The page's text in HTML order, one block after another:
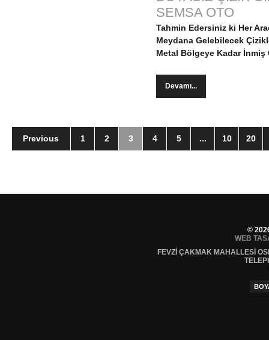
SEMSA OTO
Tahmin Edersiniz ki Her
Meydana Gelebilecek
Metal Bölgeye Kadar İnmiş
Devamı...
Previous 1 2 3 4 5 ... 10 20
©
WEB
FEVZI ÇAKMAK MAHALLESI